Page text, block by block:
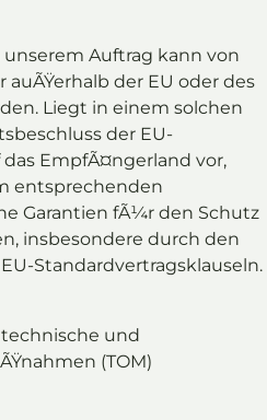
Auftrag kann von
der EU oder des
Liegt in einem solchen
der EU-
EmpfÃ¤ngerland vor,
entsprechenden
Garantien fÃ¼r den Schutz
insbesondere durch den
Standardvertragsklauseln.
und
(TOM)